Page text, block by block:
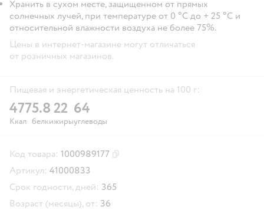
Хранить в сухом месте, защищенном от прямых
солнечных лучей, при температуре от 0 °С до + 25 °С и
относительной влажности воздуха не более 75%.
Цены в интернет-магазине могут отличаться
от розничных магазинов.
Пищевая и энергетическая ценность на 100 г:
477
Ккал
5.8
белки
22
жиры
64
углеводы
Код товара: 1000989177
Артикул: 41000833
Срок годности, дней: 365
Возраст (месяцы), от: 36